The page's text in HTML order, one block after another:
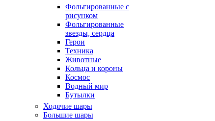
Фольгированные с
рисунком
Фольгированные
звезды, сердца
Герои
Техника
Животные
Кольца и короны
Космос
Водный мир
Бутылки
Ходячие шары
Большие шары